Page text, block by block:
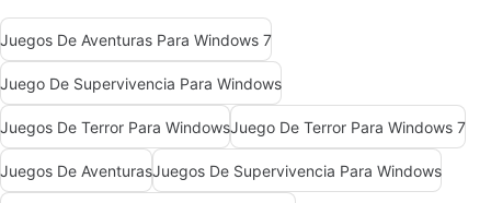
Juegos De Aventuras Para Windows 7
Juego De Supervivencia Para Windows
Juegos De Terror Para WindowsJuego De Terror Para Windows 7
Juegos De AventurasJuegos De Supervivencia Para Windows